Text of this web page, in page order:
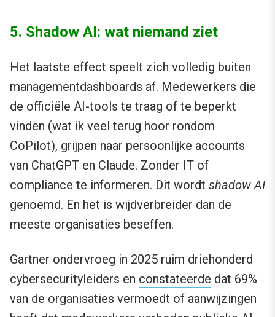
5. Shadow AI: wat niemand ziet
Het laatste effect speelt zich volledig buiten
managementdashboards af. Medewerkers die
de officiële AI-tools te traag of te beperkt
vinden (wat ik veel terug hoor rondom
CoPilot), grijpen naar persoonlijke accounts
van ChatGPT en Claude. Zonder IT of
compliance te informeren. Dit wordt shadow AI
genoemd. En het is wijdverbreider dan de
meeste organisaties beseffen.
Gartner ondervroeg in 2025 ruim driehonderd
cybersecurityleiders en constateerde dat 69%
van de organisaties vermoedt of aanwijzingen